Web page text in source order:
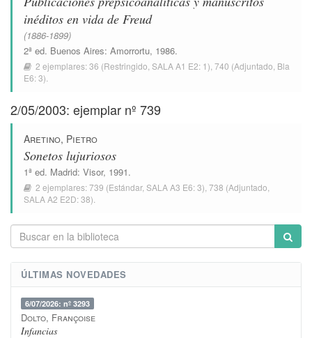
inéditos en vida de Freud
(1886-1899)
2ª ed. Buenos Aires: Amorrortu, 1986.
2 ejemplares:36 (Restringido, SALA A1 E2: 1), 740 (Adjuntado, Bla
E6: 3).
2/05/2003: ejemplar nº 739
Aretino, Pietro
Sonetos lujuriosos
1ª ed. Madrid: Visor, 1991.
2 ejemplares:739 (Estándar, SALA A3 E6: 3), 738 (Adjuntado,
SALA A2 E2D: 38).
ÚLTIMAS NOVEDADES
6/07/2026: nº 3293
Dolto, Françoise
Infancias